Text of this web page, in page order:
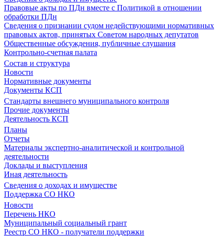
Правовые акты по ПДн вместе с Политикой в отношении
обработки ПДн
Сведения о признании судом недействующими нормативных
правовых актов, принятых Советом народных депутатов
Общественные обсуждения, публичные слушания
Контрольно-счетная палата
Состав и структура
Новости
Нормативные документы
Документы КСП
Стандарты внешнего муниципального контроля
Прочие документы
Деятельность КСП
Планы
Отчеты
Материалы экспертно-аналитической и контрольной
деятельности
Доклады и выступления
Иная деятельность
Сведения о доходах и имуществе
Поддержка СО НКО
Новости
Перечень НКО
Муниципальный социальный грант
Реестр СО НКО - получатели поддержки